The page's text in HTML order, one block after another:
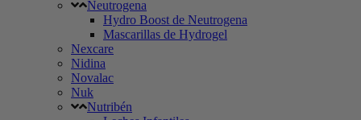
Neutrogena
Hydro Boost de Neutrogena
Mascarillas de Hydrogel
Nexcare
Nidina
Novalac
Nuk
Nutribén